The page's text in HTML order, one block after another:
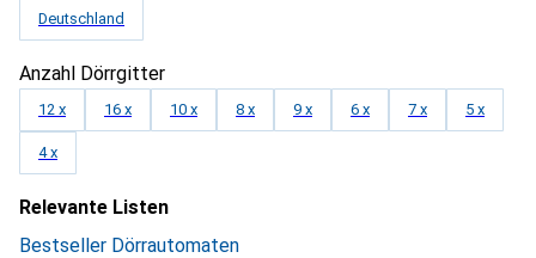
Deutschland
Anzahl Dörrgitter
12 x 16 x 10 x 8 x 9 x 6 x 7 x 5 x
4 x
Relevante Listen
Bestseller Dörrautomaten